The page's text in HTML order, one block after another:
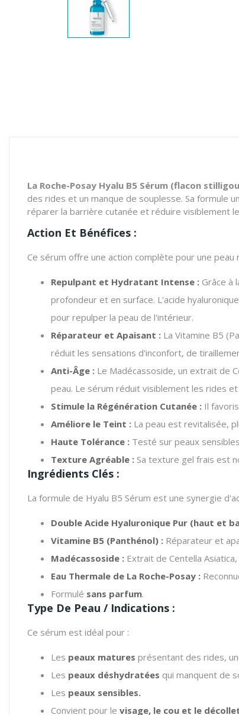
La Roche-Posay Hyalu B5 Sérum (flacon
des rides et un manque de souplesse. Sa formule
réparer la barrière cutanée et réduire visiblement
Action Et Bénéfices :
Ce sérum offre une action complète pour une
Repulpant et Hydratant Intense : Grâce à
profondeur et en surface. L'acide
pour repulper la peau de l'intérieur.
Réparateur et Apaisant : La Vitamine B5
réduit les sensations d'inconfort, de
Anti-Âge : Le Madécassoside, un extrait de
peau. Le sérum réduit visiblement les rides
Stimule la Régénération Cutanée : Il
Améliore le Teint : La peau est revitalisée,
Haute Tolérance : Testé sur peaux
Texture Agréable : Sa texture gel frais est
Ingrédients Clés :
La formule de Hyalu B5 Sérum est une synergie
Double Acide Hyaluronique Pur (haut et
Vitamine B5 (Panthénol) : Réparateur et
Madécassoside : Extrait de Centella
Eau Thermale de La Roche-Posay :
Formulé sans parfum.
Type De Peau / Indications :
Ce sérum est idéal pour :
Les peaux matures présentant des rides,
Les peaux déshydratées qui manquent de
Les peaux sensibles.
Convient pour le visage, le cou et le